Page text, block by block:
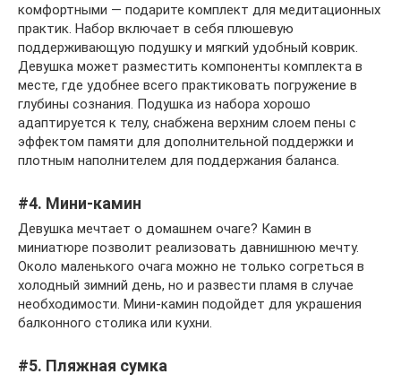
комфортными — подарите комплект для медитационных
практик. Набор включает в себя плюшевую
поддерживающую подушку и мягкий удобный коврик.
Девушка может разместить компоненты комплекта в
месте, где удобнее всего практиковать погружение в
глубины сознания. Подушка из набора хорошо
адаптируется к телу, снабжена верхним слоем пены с
эффектом памяти для дополнительной поддержки и
плотным наполнителем для поддержания баланса.
#4. Мини-камин
Девушка мечтает о домашнем очаге? Камин в
миниатюре позволит реализовать давнишнюю мечту.
Около маленького очага можно не только согреться в
холодный зимний день, но и развести пламя в случае
необходимости. Мини-камин подойдет для украшения
балконного столика или кухни.
#5. Пляжная сумка